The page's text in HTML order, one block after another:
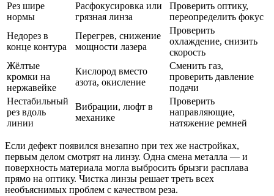
Рез шире
нормы
Расфокусировка или
грязная линза
Проверить оптику,
переопределить фокус
Недорез в
конце контура
Перегрев, снижение
мощности лазера
Проверить
охлаждение, снизить
скорость
Жёлтые
кромки на
нержавейке
Кислород вместо
азота, окисление
Сменить газ,
проверить давление
подачи
Нестабильный
рез вдоль
линии
Вибрации, люфт в
механике
Проверить
направляющие,
натяжение ремней
Если дефект появился внезапно при тех же настройках,
первым делом смотрят на линзу. Одна смена металла — и
поверхность материала могла выбросить брызги расплава
прямо на оптику. Чистка линзы решает треть всех
необъяснимых проблем с качеством реза.